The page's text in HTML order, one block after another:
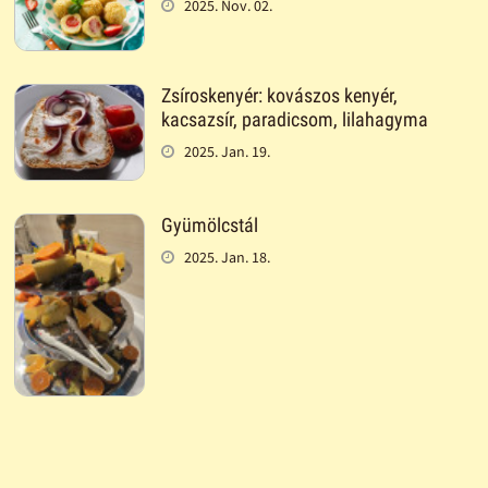
2025. Nov. 02.
Zsíroskenyér: kovászos kenyér,
kacsazsír, paradicsom, lilahagyma
2025. Jan. 19.
Gyümölcstál
2025. Jan. 18.